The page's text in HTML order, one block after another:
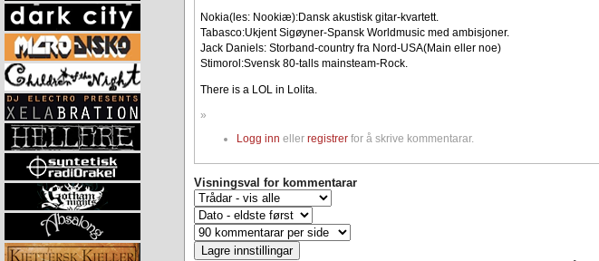
Nokia(les: Nookiæ):Dansk akustisk gitar-kvartett.
Tabasco:Ukjent Sigøyner-Spansk Worldmusic med ambisjoner.
Jack Daniels: Storband-country fra Nord-USA(Main eller noe)
Stimorol:Svensk 80-talls mainsteam-Rock.
There is a LOL in Lolita.
»
Logg inn ellerregistrer for å skrive kommentarar.
Visningsval for kommentarar